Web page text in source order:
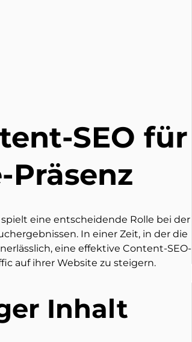
SEO für
eine entscheidende Rolle bei der
In einer Zeit, in der die
eine effektive Content-SEO-
auf ihrer Website zu steigern.
Inhalt